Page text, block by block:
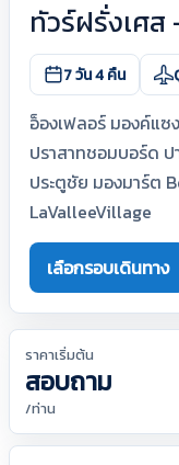
ทัวร์ฝรั่งเศส
7 วัน 4 คืน
อ็องเฟลอร์ มองค์แซ
ปราสาทชอมบอร์ด ป
ประตูชัย มองมาร์ต
LaValleeVillage
เลือกรอบเดินทาง
ราคาเริ่มต้น
สอบถาม
/ท่าน